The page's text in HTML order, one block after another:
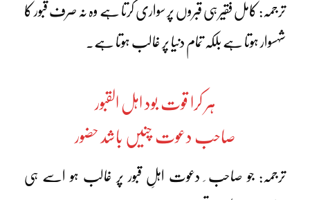
ترجمہ: کامل فقیر ہی قبروں پر سواری کرتا ہے وہ نہ صرف قبور کا
شہسوار ہوتا ہے بلکہ تمام دنیا پر غالب ہوتا ہے۔
ہر کرا قوت بود اہل القبور
صاحب دعوت چنیں باشد حضور
ترجمہ: جو صاحب ِ دعوت اہلِ قبور پر غالب ہو اسے ہی